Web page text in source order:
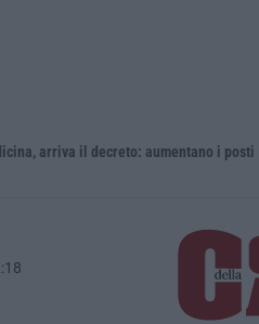
il decreto: aumentano i posti